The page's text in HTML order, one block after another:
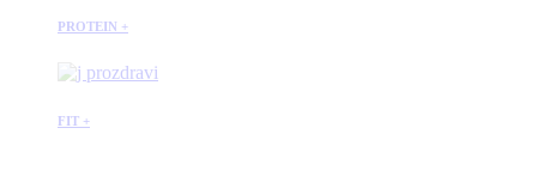
PROTEIN +
FIT +